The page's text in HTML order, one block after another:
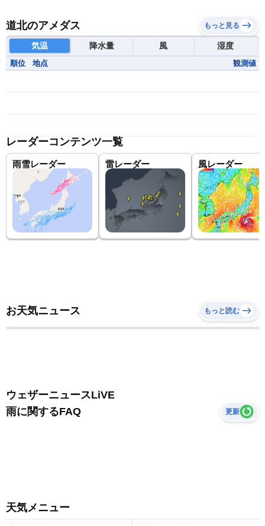
道北のアメダス もっと見る
気温 降水量 風 湿度
順位 地点 観測値
レーダーコンテンツ一覧
雨雪レーダー 雷レーダー 風レーダー
お天気ニュース もっと読む
ウェザーニュースLiVE
雨に関するFAQ
更新
天気メニュー